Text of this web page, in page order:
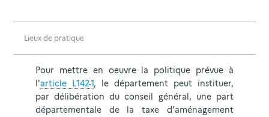
Lieux de pratique
Pour mettre en oeuvre la politique prévue à
l'article L142-1, le département peut instituer,
par délibération du conseil général, une part
départementale de la taxe d'aménagement